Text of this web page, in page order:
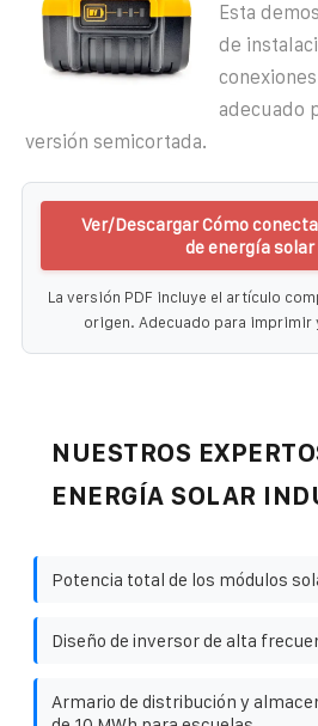
Esta
de
adecuado
versión semicortada.
Ver/Descargar Cómo
de energía solar
La versión PDF incluye el artículo
origen. Adecuado para imprimir
NUESTROS
ENERGÍA SOLAR
Potencia total de los módulos
Diseño de inversor de alta
Armario de distribución y